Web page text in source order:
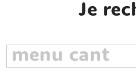
Je